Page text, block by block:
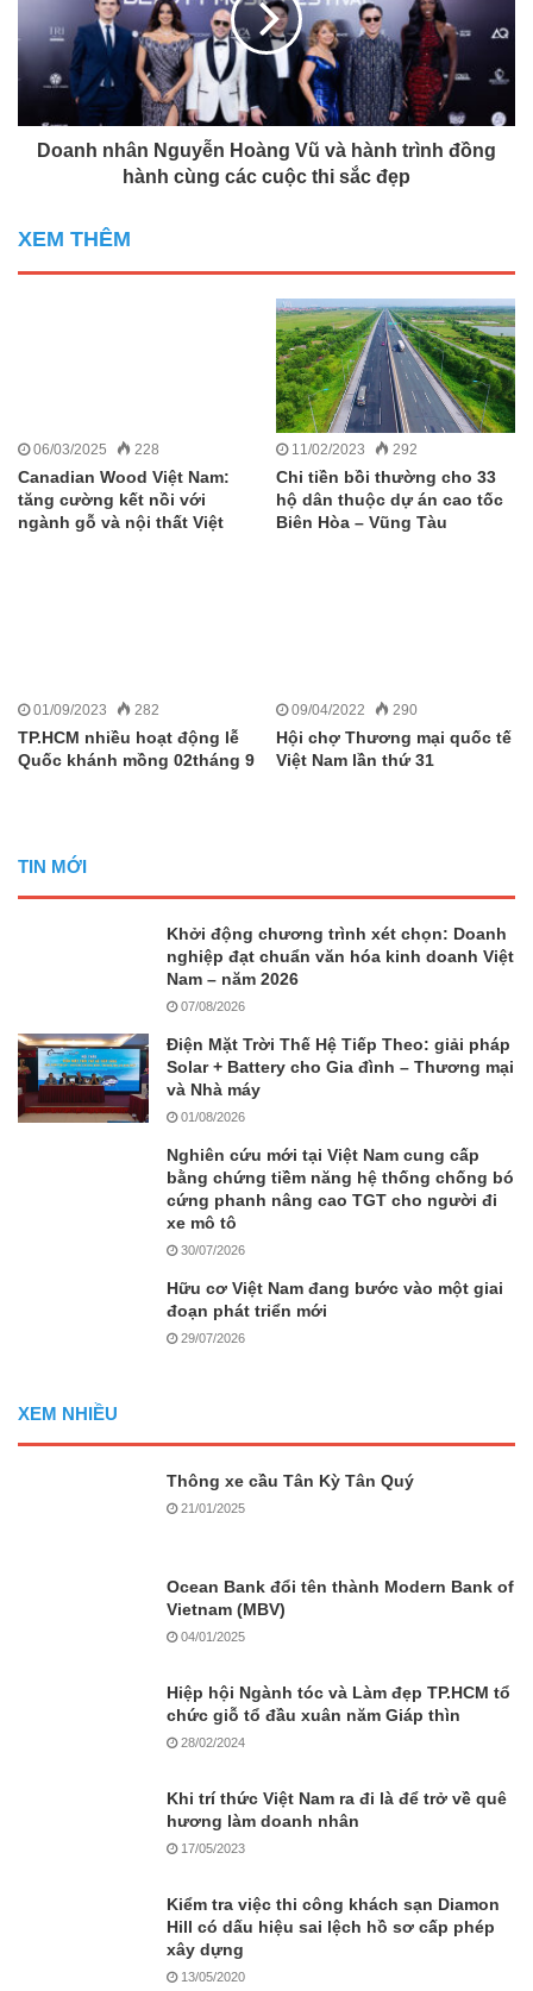
Doanh nhân Nguyễn Hoàng Vũ và hành trình đồng
hành cùng các cuộc thi sắc đẹp
XEM THÊM
06/03/2025 228
Canadian Wood Việt Nam:
tăng cường kết nồi với
ngành gỗ và nội thất Việt
11/02/2023 292
Chi tiền bồi thường cho 33
hộ dân thuộc dự án cao tốc
Biên Hòa – Vũng Tàu
01/09/2023 282
TP.HCM nhiều hoạt động lễ
Quốc khánh mồng 02tháng 9
09/04/2022 290
Hội chợ Thương mại quốc tế
Việt Nam lần thứ 31
TIN MỚI
Khởi động chương trình xét chọn: Doanh
nghiệp đạt chuẩn văn hóa kinh doanh Việt
Nam – năm 2026
07/08/2026
Điện Mặt Trời Thế Hệ Tiếp Theo: giải pháp
Solar + Battery cho Gia đình – Thương mại
và Nhà máy
01/08/2026
Nghiên cứu mới tại Việt Nam cung cấp
bằng chứng tiềm năng hệ thống chống bó
cứng phanh nâng cao TGT cho người đi
xe mô tô
30/07/2026
Hữu cơ Việt Nam đang bước vào một giai
đoạn phát triển mới
29/07/2026
XEM NHIỀU
Thông xe cầu Tân Kỳ Tân Quý
21/01/2025
Ocean Bank đổi tên thành Modern Bank of
Vietnam (MBV)
04/01/2025
Hiệp hội Ngành tóc và Làm đẹp TP.HCM tổ
chức giỗ tổ đầu xuân năm Giáp thìn
28/02/2024
Khi trí thức Việt Nam ra đi là để trở về quê
hương làm doanh nhân
17/05/2023
Kiểm tra việc thi công khách sạn Diamon
Hill có dấu hiệu sai lệch hồ sơ cấp phép
xây dựng
13/05/2020